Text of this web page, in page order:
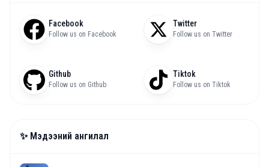
Facebook
Follow us on Facebook
Twitter
Follow us on Twitter
Github
Follow us on Github
Tiktok
Follow us on Tiktok
✨ Мэдээний ангилал